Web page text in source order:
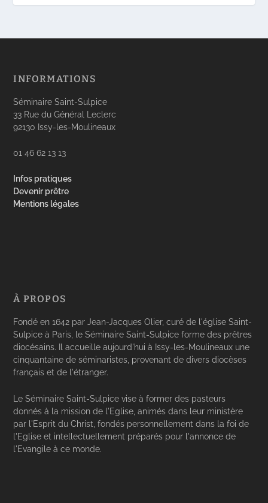
INFORMATIONS
Séminaire Saint-Sulpice
33 Rue du Général Leclerc
92130 Issy-les-Moulineaux
01 46 62 13 13
Infos pratiques
Devenir prêtre
Mentions légales
À PROPOS
Fondé en 1642 par Jean-Jacques Olier, curé de l'église Saint-
Sulpice à Paris, le Séminaire Saint-Sulpice forme des prêtres
diocésains. Il accueille aujourd'hui à Issy-les-Moulineaux une
cinquantaine de séminaristes, provenant de divers diocèses
français et de l'étranger.
Le Séminaire Saint-Sulpice vise à former des pasteurs
donnés à la mission de l'Eglise, animés dans leur ministère
par l'Esprit du Christ, fondés personnellement dans la foi de
l'Eglise et intellectuellement préparés pour l'annonce de
l'Evangile à ce monde.